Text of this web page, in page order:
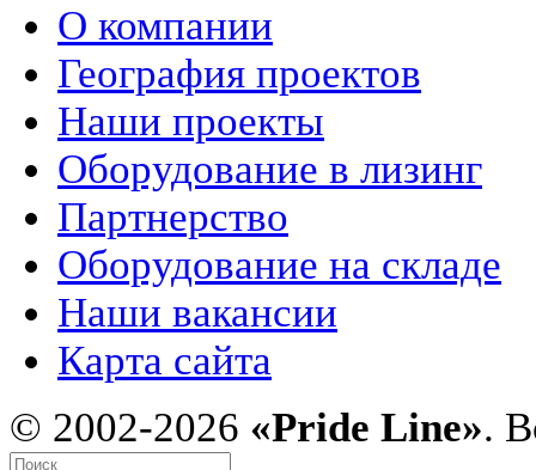
О компании
География проектов
Наши проекты
Оборудование в лизинг
Партнерство
Оборудование на складе
Наши вакансии
Карта сайта
© 2002-2026 «Pride Line».